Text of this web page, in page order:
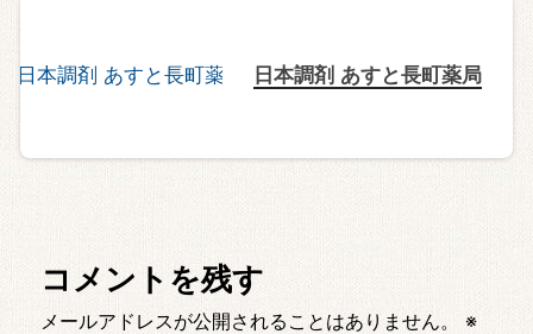
日本調剤 あすと長町薬局
コメントを残す
メールアドレスが公開されることはありません。
※